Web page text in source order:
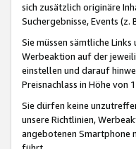
sich zusätzlich originäre
Suchergebnisse, Events
Sie müssen sämtliche
Werbeaktion auf der
einstellen und darauf
Preisnachlass in Höhe von
Sie dürfen keine
unsere Richtlinien,
angebotenen Smartphone